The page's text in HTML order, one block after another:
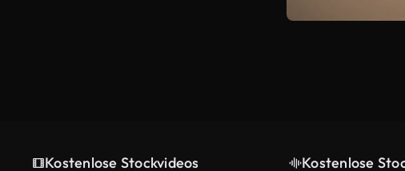
Kostenlose Stockvideos Kostenlose